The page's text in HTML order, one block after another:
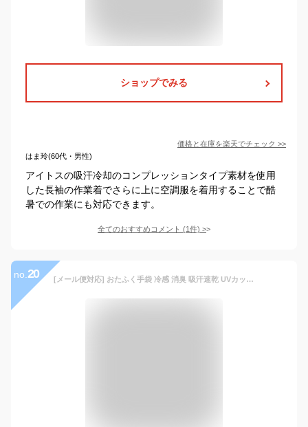
ショップでみる
価格と在庫を楽天でチェック >>
はま玲(60代・男性)
アイトスの吸汗冷却のコンプレッションタイプ素材を使用
した長袖の作業着でさらに上に空調服を着用することで酷
暑での作業にも対応できます。
全てのおすすめコメント (1件) >
no. 20 [メール便対応] おたふく手袋 冷感 消臭 吸汗速乾 UVカット ストレッチ 七分袖 脇下メッシュ ブラック 熱中症対策 ワークウェア インナー ボディータフネス アンダーシャツ メンズ コンプレッション 7分袖 自転車 スポーツ 現場 夏用 作業着 作業服 JW-629 JW629